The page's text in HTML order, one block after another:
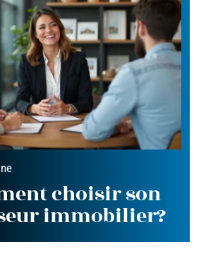
choisir son
immobilier?